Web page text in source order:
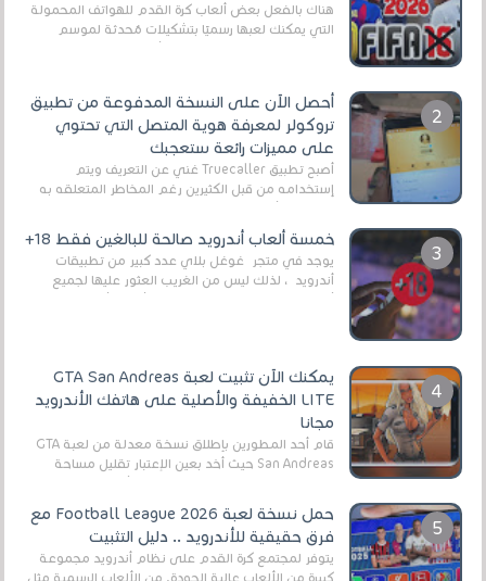
هناك بالفعل بعض ألعاب كرة القدم للهواتف المحمولة
التي يمكنك لعبها رسميًا بتشكيلات مُحدثة لموسم
أحصل الآن على النسخة المدفوعة من تطبيق
تروكولر لمعرفة هوية المتصل التي تحتوي
على مميزات رائعة ستعجبك
أصبح تطبيق Truecaller غني عن التعريف ويتم
إستخدامه من قبل الكثيرين رغم المخاطر المتعلقه به
خمسة ألعاب أندرويد صالحة للبالغين فقط 18+
يوجد في متجر غوغل بلاي عدد كبير من تطبيقات
أندرويد ، لذلك ليس من الغريب العثور عليها لجميع
يمكنك الآن تثبيت لعبة GTA San Andreas
LITE الخفيفة والأصلية على هاتفك الأندرويد
مجانا
قام أحد المطورين بإطلاق نسخة معدلة من لعبة GTA
San Andreas حيث أخد بعين الإعتبار تقليل مساحة
حمل نسخة لعبة Football League 2026 مع
فرق حقيقية للأندرويد .. دليل التثبيت
يتوفر لمجتمع كرة القدم على نظام أندرويد مجموعة
كبيرة من الألعاب عالية الجودة. من الألعاب الرسمية مثل